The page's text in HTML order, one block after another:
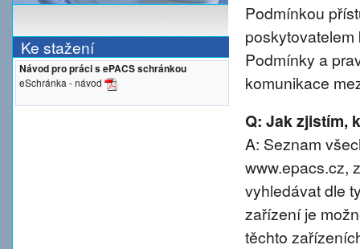
Ke stažení
Návod pro práci s ePACS schránkou
eSchránka - návod
Podmínkou
poskytovatelem
Podmínky a
komunikace
Q: Jak zjistím,
A: Seznam
www.epacs.cz,
vyhledávat dle
zařízení je
těchto